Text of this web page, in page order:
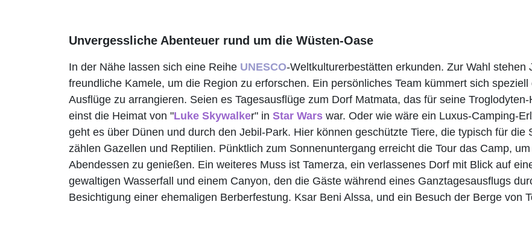
Unvergessliche Abenteuer rund um die Wüsten-Oase
In der Nähe lassen sich eine Reihe UNESCO-Weltkulturerbestätten erkunden. Zur Wahl
freundliche Kamele, um die Region zu erforschen. Ein persönliches Team kümmert sich
Ausflüge zu arrangieren. Seien es Tagesausflüge zum Dorf Matmata, das für seine
einst die Heimat von "Luke Skywalker" in Star Wars war. Oder wie wäre ein Luxus-Camping-
geht es über Dünen und durch den Jebil-Park. Hier können geschützte Tiere, die typisch für die
zählen Gazellen und Reptilien. Pünktlich zum Sonnenuntergang erreicht die Tour das Camp,
Abendessen zu genießen. Ein weiteres Muss ist Tamerza, ein verlassenes Dorf mit Blick auf
gewaltigen Wasserfall und einem Canyon, den die Gäste während eines Ganztagesausflugs
Besichtigung einer ehemaligen Berberfestung. Ksar Beni Alssa, und ein Besuch der Berge von